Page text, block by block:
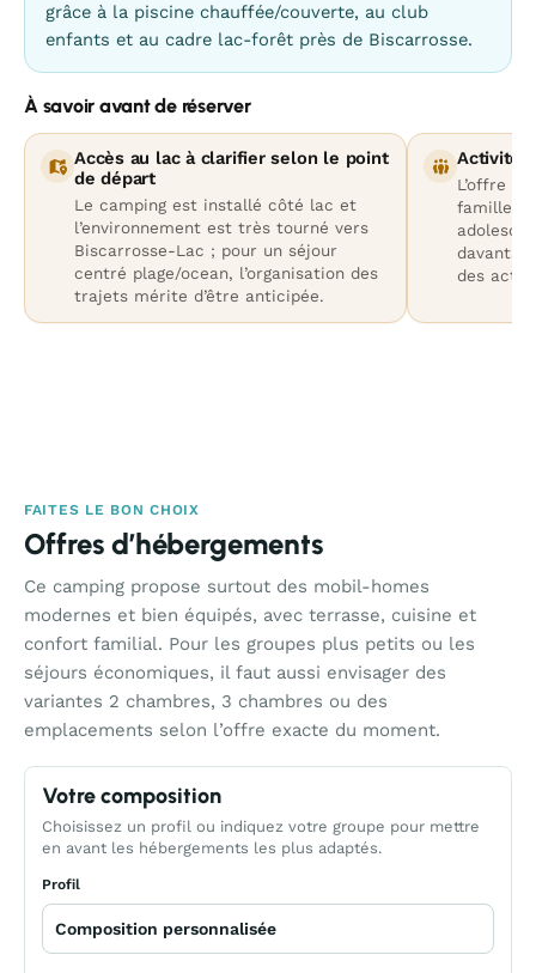
grâce à la piscine chauffée/couverte, au club
enfants et au cadre lac-forêt près de Biscarrosse.
À savoir avant de réserver
Accès au lac à clarifier selon le point
de départ
Le camping est installé côté lac et
l’environnement est très tourné vers
Biscarrosse-Lac ; pour un séjour
centré plage/ocean, l’organisation des
trajets mérite d’être anticipée.
Activités
L’offre
famille et
des
FAITES LE BON CHOIX
Offres d’hébergements
Ce camping propose surtout des mobil-homes
modernes et bien équipés, avec terrasse, cuisine et
confort familial. Pour les groupes plus petits ou les
séjours économiques, il faut aussi envisager des
variantes 2 chambres, 3 chambres ou des
emplacements selon l’offre exacte du moment.
Votre composition
Choisissez un profil ou indiquez votre groupe pour mettre
en avant les hébergements les plus adaptés.
Profil